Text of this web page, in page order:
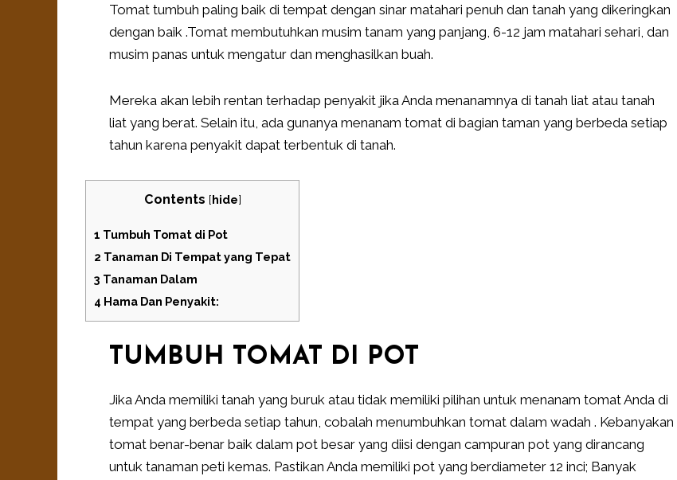
Tomat tumbuh paling baik di tempat dengan sinar matahari penuh dan tanah yang dikeringkan
dengan baik .Tomat membutuhkan musim tanam yang panjang, 6-12 jam matahari sehari, dan
musim panas untuk mengatur dan menghasilkan buah.
Mereka akan lebih rentan terhadap penyakit jika Anda menanamnya di tanah liat atau tanah
liat yang berat. Selain itu, ada gunanya menanam tomat di bagian taman yang berbeda setiap
tahun karena penyakit dapat terbentuk di tanah.
Contents [hide]
1 Tumbuh Tomat di Pot
2 Tanaman Di Tempat yang Tepat
3 Tanaman Dalam
4 Hama Dan Penyakit:
TUMBUH TOMAT DI POT
Jika Anda memiliki tanah yang buruk atau tidak memiliki pilihan untuk menanam tomat Anda di
tempat yang berbeda setiap tahun, cobalah menumbuhkan tomat dalam wadah . Kebanyakan
tomat benar-benar baik dalam pot besar yang diisi dengan campuran pot yang dirancang
untuk tanaman peti kemas. Pastikan Anda memiliki pot yang berdiameter 12 inci; Banyak